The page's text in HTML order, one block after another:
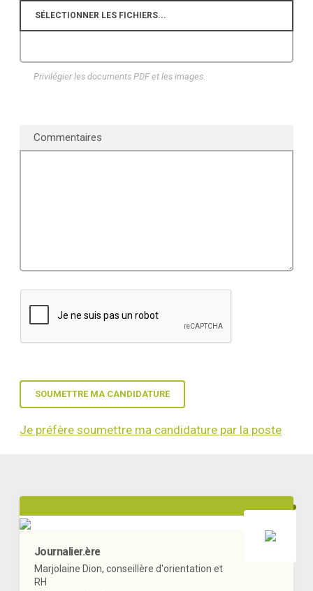
Privilégier les documents PDF et les images.
Commentaires
Je préfère soumettre ma candidature par la poste
Journalier.ère
Marjolaine Dion, conseillère d'orientation et
RH